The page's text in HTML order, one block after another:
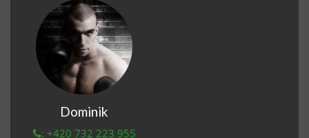
Dominik
: +420 732 223 955